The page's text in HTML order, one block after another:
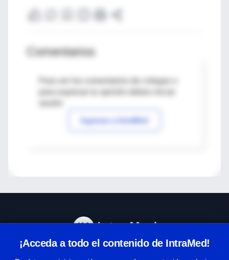
Comentarios
Para ver los comentarios de colegas o
Ingresar a IntraMed
¡Acceda a todo el contenido de IntraMed!